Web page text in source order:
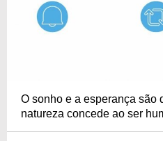
O sonho e a esperança são
natureza concede ao ser